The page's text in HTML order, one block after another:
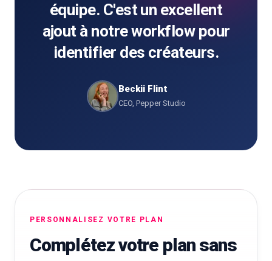
équipe. C'est un excellent
ajout à notre workflow pour
identifier des créateurs.
Beckii Flint
CEO, Pepper Studio
PERSONNALISEZ VOTRE PLAN
Complétez votre plan sans